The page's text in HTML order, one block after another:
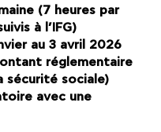
(7 heures par
à l’IFG)
au 3 avril 2026
réglementaire
sécurité sociale)
avec une